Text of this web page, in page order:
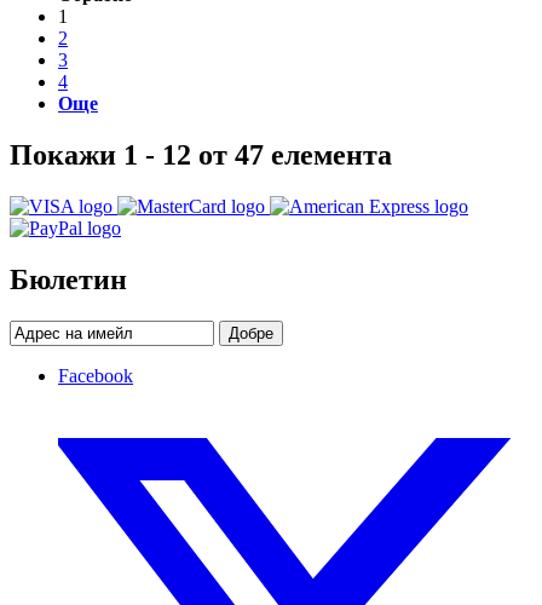
1
2
3
4
Още
Покажи 1 - 12 от 47 елемента
Бюлетин
Добре
Facebook